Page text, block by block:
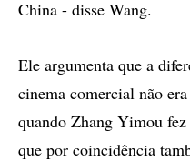
China - disse Wang.
Ele argumenta que a
cinema comercial não
quando Zhang Yimou
que por coincidência